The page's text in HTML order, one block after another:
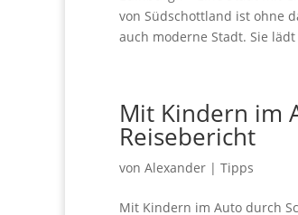
von Südschottland ist ohne
auch moderne Stadt. Sie
Mit Kindern im
Reisebericht
von Alexander | Tipps
Mit Kindern im Auto durch